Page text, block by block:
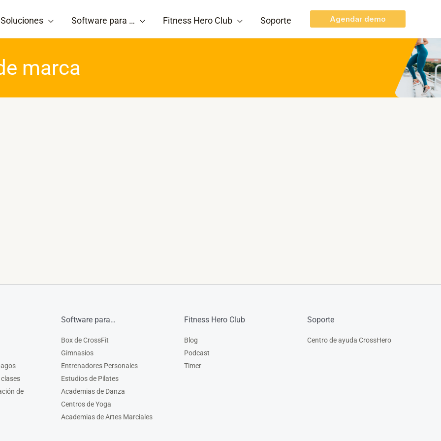
Soluciones Software para … Fitness Hero Club Soporte Agendar demo
marca
de
Software para…
Box de CrossFit
Gimnasios
Entrenadores Personales
Estudios de Pilates
Academias de Danza
Centros de Yoga
Academias de Artes Marciales
Fitness Hero Club
Blog
Podcast
Timer
Soporte
Centro de ayuda CrossHero